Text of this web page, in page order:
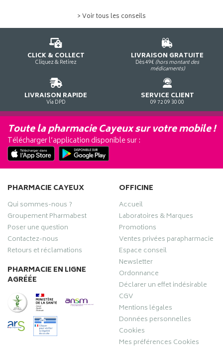
> Voir tous les conseils
CLICK & COLLECT
Cliquez & Retirez
LIVRAISON GRATUITE
Dès 49€ (hors montant des
médicaments)
LIVRAISON RAPIDE
Via DPD
SERVICE CLIENT
09 72 09 30 00
Toute la pharmacie Cayeux sur votre mobile !
Télécharger l’application disponible sur :
PHARMACIE CAYEUX
Qui sommes-nous ?
Groupement Pharmabest
Poser une question
Contactez-nous
Retours et réclamations
PHARMACIE EN LIGNE
AGRÉÉE
OFFICINE
Accueil
Laboratoires & Marques
Promotions
Ventes privées parapharmacie
Espace conseil
Newsletter
Ordonnance
Déclarer un effet indésirable
CGV
Mentions légales
Données personnelles
Cookies
Mes préférences Cookies